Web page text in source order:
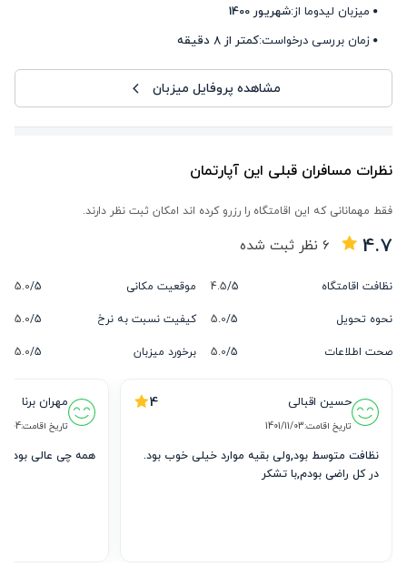
میزبان لیدوما از:شهریور 1400
زمان بررسی درخواست:کمتر از 8 دقیقه
مشاهده پروفایل میزبان
نظرات مسافران قبلی این آپارتمان
فقط مهمانانی که این اقامتگاه را رزرو کرده اند امکان ثبت نظر دارند.
4.7
6 نظر ثبت شده
نظافت اقامتگاه 5/
4.5 موقعیت مکانی 5/
5.0
نحوه تحویل
5/
5.0 کیفیت نسبت به نرخ 5/
5.0
صحت اطلاعات
5/
5.0 برخورد میزبان 5/
5.0
حسین اقبالی 4
تاریخ اقامت:1401/11/03
در کل راضی بودم,با تشکر
مهران برنا
تاریخ اقامت:04
همه چی عالی بود